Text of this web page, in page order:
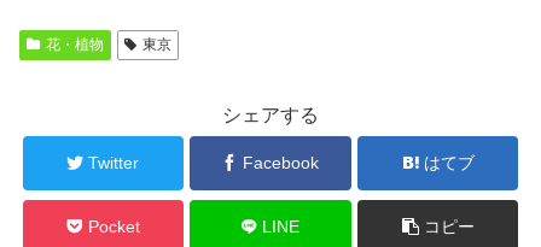
花・植物 東京
シェアする
Twitter Facebook はてブ
Pocket LINE コピー